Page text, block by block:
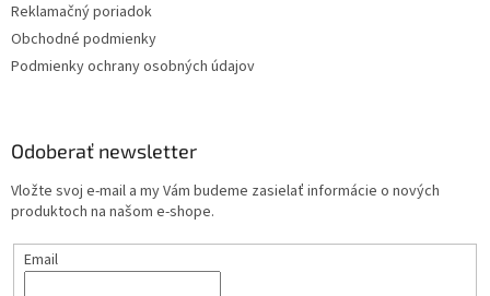
Reklamačný poriadok
Obchodné podmienky
Podmienky ochrany osobných údajov
Odoberať newsletter
Vložte svoj e-mail a my Vám budeme zasielať informácie o nových
produktoch na našom e-shope.
Email